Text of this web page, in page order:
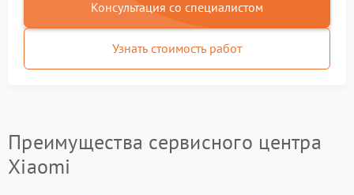
Консультация со специалистом
Узнать стоимость работ
Преимущества сервисного центра
Xiaomi